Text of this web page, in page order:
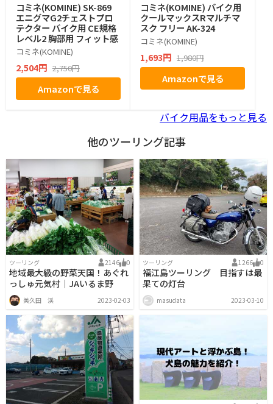
コミネ(KOMINE) SK-869
エニグマG2チェストプロ
テクター バイク用 CE規格
レベル2 胸部用 フィット感
コミネ(KOMINE)
2,504円 2,750円
Amazonで見る
コミネ(KOMINE) バイク用
クールマックスRマルチマ
スク フリー AK-324
コミネ(KOMINE)
1,693円 1,980円
Amazonで見る
バイク用品をもっと見る
他のツーリング記事
ツーリング 2146 0
地域最大級の野菜天国！あぐれ
っしゅ元気村｜JAいるま野
美久田 渓 2023-02-03
ツーリング 1266 0
福江島ツーリング 目指すは最
果ての灯台
masudata 2023-03-10